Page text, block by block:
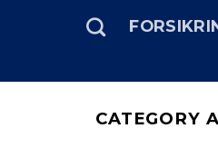
CATEGORY